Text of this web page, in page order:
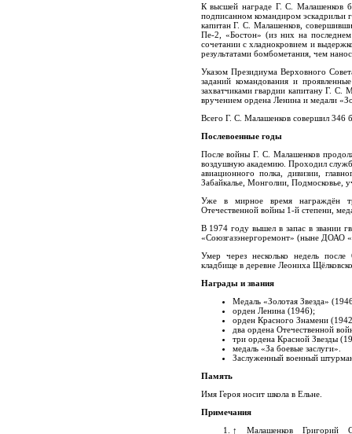
К высшей награде Г. С. Малашенков
подписанном командиром
капитан Г. С. Малашенков,
Пе-2, «Бостон» (из них на
сочетании с хладнокровием и
результатами бомбометания, чем
Указом Президиума Верховного
заданий командования и
захватчиками гвардии капитану Г. С.
вручением ордена Ленина и медали
Всего Г. С. Малашенков совершил 346
Послевоенные годы
После войны Г. С. Малашенков
воздушную академию. Проходил
авиационного полка, дивизии,
Забайкалье, Монголии, Подмосковье,
Уже в мирное время награждён
Отечественной войны 1-й степени,
В 1974 году вышел в запас в звании
«Союзгазэнергоремонт» (ныне ДОАО
Умер через несколько недель
кладбище в деревне Леониха
Награды и звания
Медаль «Золотая Звезда»
орден Ленина (1946);
орден Красного Знамени
два ордена Отечественной
три ордена Красной Звезды
медаль «За боевые заслуги».
Заслуженный военный
Память
Имя Героя носит школа в Ельне.
Примечания
↑
Малашенков Григорий